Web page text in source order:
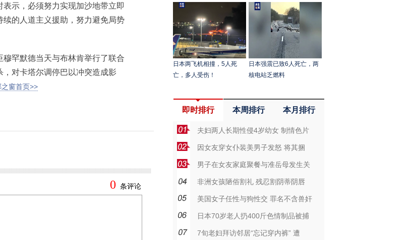
示，必须努力实现加沙地带立即
的人道主义援助，努力避免局势
罕默德当天与布林肯举行了联合
对卡塔尔调停巴以冲突造成影
窗首页>>
日本两飞机相撞，5人死
亡，多人受伤！
日本强震已致6人死亡，两
核电站乏燃料
即时排行 本周排行 本月排行
夫妇两人长期性侵4岁幼女 制情色片
因女友穿女仆装美男子发怒 将其捆
男子在女友家庭聚餐与准岳母发生关
非洲女孩陋俗割礼 残忍割阴蒂阴唇
美国女子任性与狗性交 罪名不含兽奸
日本70岁老人扔400斤色情制品被捕
7旬老妇拜访邻居“忘记穿内裤” 遭